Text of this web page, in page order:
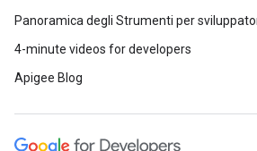
Panoramica degli Strumenti per
4-minute videos for developers
Apigee Blog